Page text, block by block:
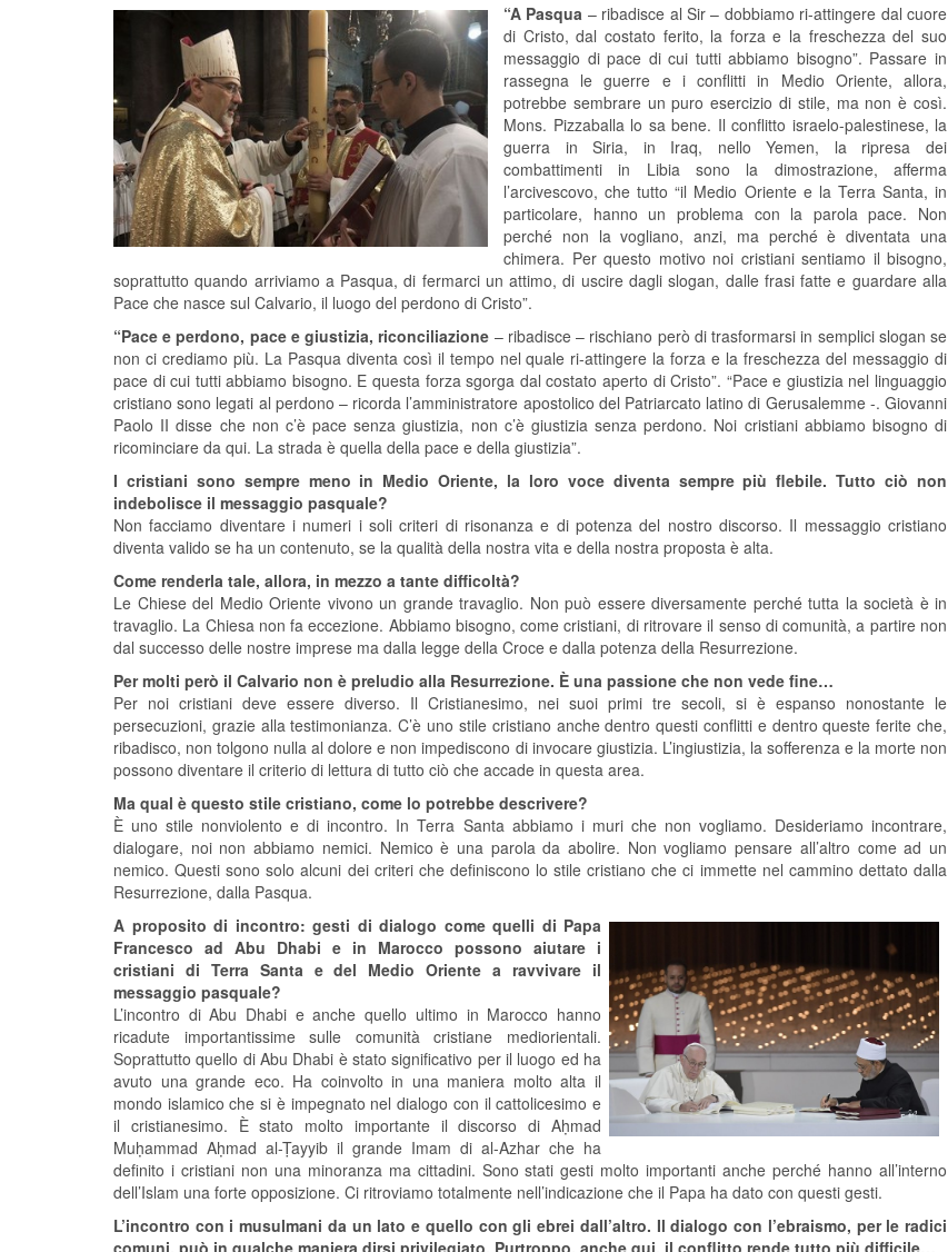
“A Pasqua – ribadisce al Sir – dobbiamo ri-attingere dal cuore
di Cristo, dal costato ferito, la forza e la freschezza del suo
messaggio di pace di cui tutti abbiamo bisogno”. Passare in
rassegna le guerre e i conflitti in Medio Oriente, allora,
potrebbe sembrare un puro esercizio di stile, ma non è così.
Mons. Pizzaballa lo sa bene. Il conflitto israelo-palestinese, la
guerra in Siria, in Iraq, nello Yemen, la ripresa dei
combattimenti in Libia sono la dimostrazione, afferma
l’arcivescovo, che tutto “il Medio Oriente e la Terra Santa, in
particolare, hanno un problema con la parola pace. Non
perché non la vogliano, anzi, ma perché è diventata una
chimera. Per questo motivo noi cristiani sentiamo il bisogno,
soprattutto quando arriviamo a Pasqua, di fermarci un attimo, di uscire dagli slogan, dalle frasi fatte e guardare alla
Pace che nasce sul Calvario, il luogo del perdono di Cristo”.
“Pace e perdono, pace e giustizia, riconciliazione – ribadisce – rischiano però di trasformarsi in semplici slogan se
non ci crediamo più. La Pasqua diventa così il tempo nel quale ri-attingere la forza e la freschezza del messaggio di
pace di cui tutti abbiamo bisogno. E questa forza sgorga dal costato aperto di Cristo”. “Pace e giustizia nel linguaggio
cristiano sono legati al perdono – ricorda l’amministratore apostolico del Patriarcato latino di Gerusalemme -. Giovanni
Paolo II disse che non c’è pace senza giustizia, non c’è giustizia senza perdono. Noi cristiani abbiamo bisogno di
ricominciare da qui. La strada è quella della pace e della giustizia”.
I cristiani sono sempre meno in Medio Oriente, la loro voce diventa sempre più flebile. Tutto ciò non
indebolisce il messaggio pasquale?
Non facciamo diventare i numeri i soli criteri di risonanza e di potenza del nostro discorso. Il messaggio cristiano
diventa valido se ha un contenuto, se la qualità della nostra vita e della nostra proposta è alta.
Come renderla tale, allora, in mezzo a tante difficoltà?
Le Chiese del Medio Oriente vivono un grande travaglio. Non può essere diversamente perché tutta la società è in
travaglio. La Chiesa non fa eccezione. Abbiamo bisogno, come cristiani, di ritrovare il senso di comunità, a partire non
dal successo delle nostre imprese ma dalla legge della Croce e dalla potenza della Resurrezione.
Per molti però il Calvario non è preludio alla Resurrezione. È una passione che non vede fine…
Per noi cristiani deve essere diverso. Il Cristianesimo, nei suoi primi tre secoli, si è espanso nonostante le
persecuzioni, grazie alla testimonianza. C’è uno stile cristiano anche dentro questi conflitti e dentro queste ferite che,
ribadisco, non tolgono nulla al dolore e non impediscono di invocare giustizia. L’ingiustizia, la sofferenza e la morte non
possono diventare il criterio di lettura di tutto ciò che accade in questa area.
Ma qual è questo stile cristiano, come lo potrebbe descrivere?
È uno stile nonviolento e di incontro. In Terra Santa abbiamo i muri che non vogliamo. Desideriamo incontrare,
dialogare, noi non abbiamo nemici. Nemico è una parola da abolire. Non vogliamo pensare all’altro come ad un
nemico. Questi sono solo alcuni dei criteri che definiscono lo stile cristiano che ci immette nel cammino dettato dalla
Resurrezione, dalla Pasqua.
A proposito di incontro: gesti di dialogo come quelli di Papa
Francesco ad Abu Dhabi e in Marocco possono aiutare i
cristiani di Terra Santa e del Medio Oriente a ravvivare il
messaggio pasquale?
L’incontro di Abu Dhabi e anche quello ultimo in Marocco hanno
ricadute importantissime sulle comunità cristiane mediorientali.
Soprattutto quello di Abu Dhabi è stato significativo per il luogo ed ha
avuto una grande eco. Ha coinvolto in una maniera molto alta il
mondo islamico che si è impegnato nel dialogo con il cattolicesimo e
il cristianesimo. È stato molto importante il discorso di Aḥmad
Muḥammad Aḥmad al-Ṭayyib il grande Imam di al-Azhar che ha
definito i cristiani non una minoranza ma cittadini. Sono stati gesti molto importanti anche perché hanno all’interno
dell’Islam una forte opposizione. Ci ritroviamo totalmente nell’indicazione che il Papa ha dato con questi gesti.
L’incontro con i musulmani da un lato e quello con gli ebrei dall’altro. Il dialogo con l’ebraismo, per le radici
comuni, può in qualche maniera dirsi privilegiato. Purtroppo, anche qui, il conflitto rende tutto più difficile…